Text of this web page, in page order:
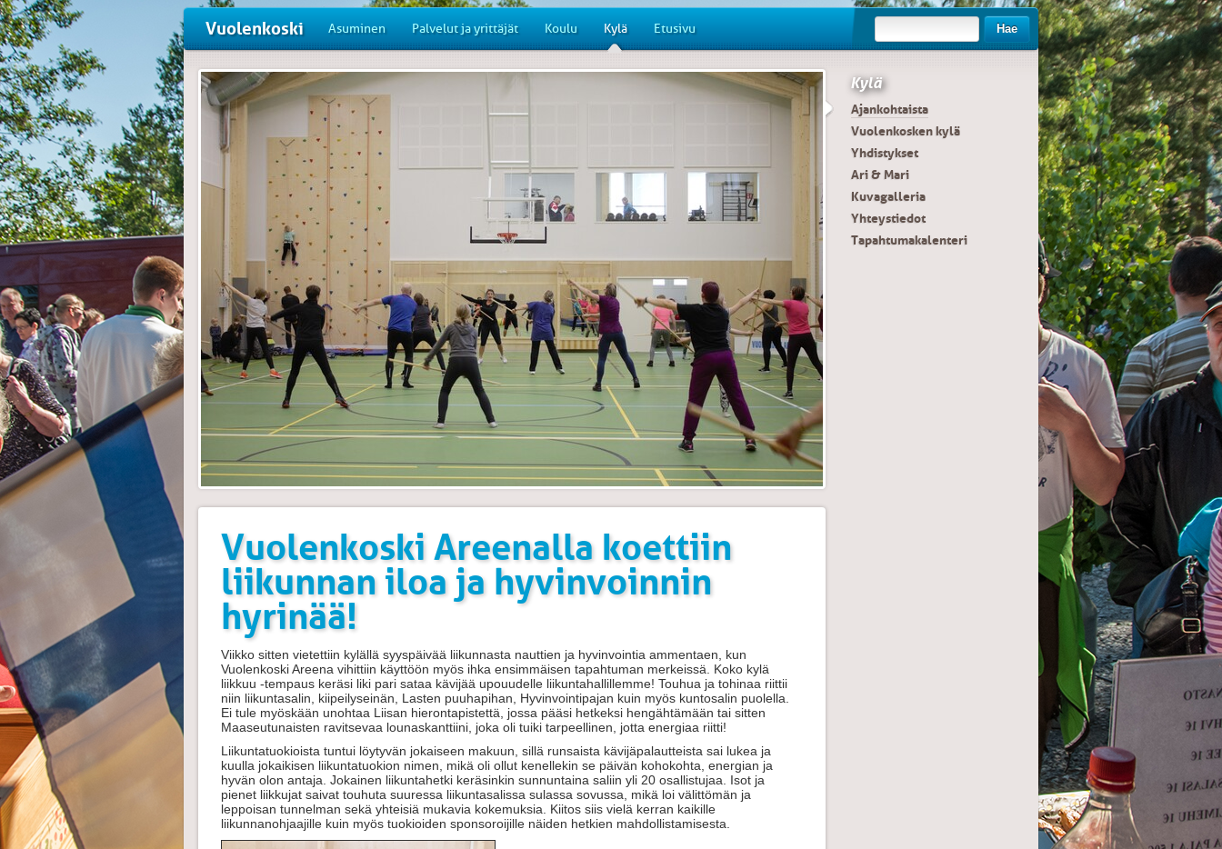
Vuolenkoski Asuminen Palvelut ja yrittäjät Koulu Kylä Etusivu Hae
Vuolenkoski Areenalla koettiin
liikunnan iloa ja hyvinvoinnin
hyrinää!
Viikko sitten vietettiin kylällä syyspäivää liikunnasta nauttien ja hyvinvointia ammentaen, kun
Vuolenkoski Areena vihittiin käyttöön myös ihka ensimmäisen tapahtuman merkeissä. Koko kylä
liikkuu -tempaus keräsi liki pari sataa kävijää upouudelle liikuntahallillemme! Touhua ja tohinaa riittii
niin liikuntasalin, kiipeilyseinän, Lasten puuhapihan, Hyvinvointipajan kuin myös kuntosalin puolella.
Ei tule myöskään unohtaa Liisan hierontapistettä, jossa pääsi hetkeksi hengähtämään tai sitten
Maaseutunaisten ravitsevaa lounaskanttiini, joka oli tuiki tarpeellinen, jotta energiaa riitti!
Liikuntatuokioista tuntui löytyvän jokaiseen makuun, sillä runsaista kävijäpalautteista sai lukea ja
kuulla jokaikisen liikuntatuokion nimen, mikä oli ollut kenellekin se päivän kohokohta, energian ja
hyvän olon antaja. Jokainen liikuntahetki keräsinkin sunnuntaina saliin yli 20 osallistujaa. Isot ja
pienet liikkujat saivat touhuta suuressa liikuntasalissa sulassa sovussa, mikä loi välittömän ja
leppoisan tunnelman sekä yhteisiä mukavia kokemuksia. Kiitos siis vielä kerran kaikille
liikunnanohjaajille kuin myös tuokioiden sponsoroijille näiden hetkien mahdollistamisesta.
Kylä
Ajankohtaista
Vuolenkosken kylä
Yhdistykset
Ari & Mari
Kuvagalleria
Yhteystiedot
Tapahtumakalenteri